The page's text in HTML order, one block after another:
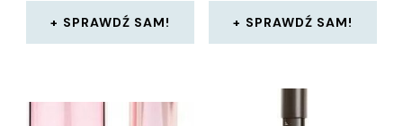
SPRAWDŹ SAM! SPRAWDŹ SAM!